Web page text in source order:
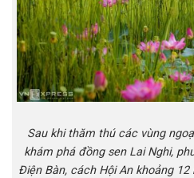
Sau khi thăm thú các vùng
khám phá đồng sen Lai Nghi,
Điện Bàn, cách Hội An khoảng